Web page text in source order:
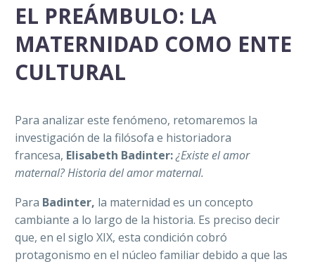
EL PREÁMBULO: LA
MATERNIDAD COMO ENTE
CULTURAL
Para analizar este fenómeno, retomaremos la
investigación de la filósofa e historiadora
francesa, Elisabeth Badinter:¿Existe el amor
maternal? Historia del amor maternal.
Para Badinter, la maternidad es un concepto
cambiante a lo largo de la historia. Es preciso decir
que, en el siglo XIX, esta condición cobró
protagonismo en el núcleo familiar debido a que las